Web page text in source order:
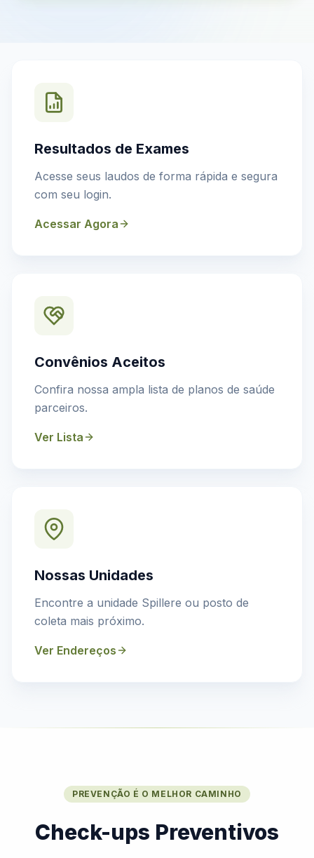
Resultados de Exames
Acesse seus laudos de forma rápida e segura
com seu login.
Acessar Agora
Convênios Aceitos
Confira nossa ampla lista de planos de saúde
parceiros.
Ver Lista
Nossas Unidades
Encontre a unidade Spillere ou posto de
coleta mais próximo.
Ver Endereços
PREVENÇÃO É O MELHOR CAMINHO
Check-ups Preventivos